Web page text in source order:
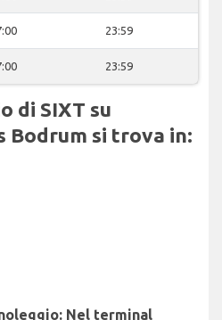
23:59
23:59
di SIXT su
Bodrum si trova in:
Nel terminal